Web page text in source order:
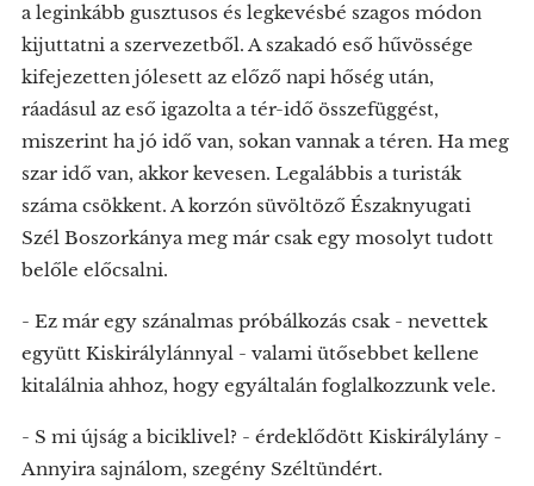
a leginkább gusztusos és legkevésbé szagos módon
kijuttatni a szervezetből. A szakadó eső hűvössége
kifejezetten jólesett az előző napi hőség után,
ráadásul az eső igazolta a tér-idő összefüggést,
miszerint ha jó idő van, sokan vannak a téren. Ha meg
szar idő van, akkor kevesen. Legalábbis a turisták
száma csökkent. A korzón süvöltöző Északnyugati
Szél Boszorkánya meg már csak egy mosolyt tudott
belőle előcsalni.
- Ez már egy szánalmas próbálkozás csak - nevettek
együtt Kiskirálylánnyal - valami ütősebbet kellene
kitalálnia ahhoz, hogy egyáltalán foglalkozzunk vele.
­- S mi újság a biciklivel? - érdeklődött Kiskirálylány -
Annyira sajnálom, szegény Széltündért.